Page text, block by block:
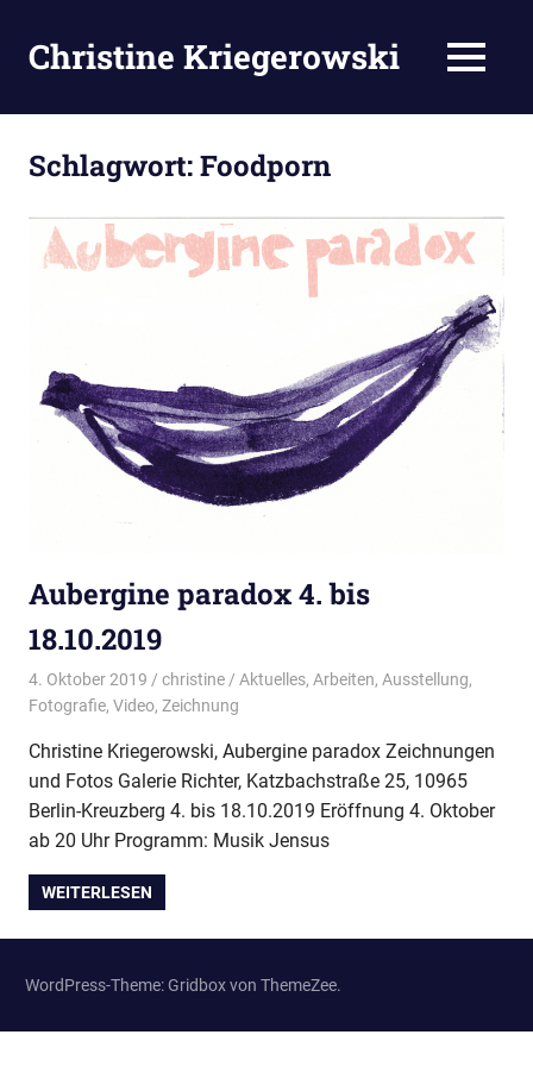
Inhalt
springen
Christine Kriegerowski MENÜ
Schlagwort:Foodporn
Aubergine paradox 4. bis
18.10.2019
4. Oktober 2019 christine Aktuelles, Arbeiten, Ausstellung,
Fotografie, Video, Zeichnung
Christine Kriegerowski, Aubergine paradox Zeichnungen
und Fotos Galerie Richter, Katzbachstraße 25, 10965
Berlin-Kreuzberg 4. bis 18.10.2019 Eröffnung 4. Oktober
ab 20 Uhr Programm: Musik Jensus
WEITERLESEN
WordPress-Theme: Gridbox von ThemeZee.